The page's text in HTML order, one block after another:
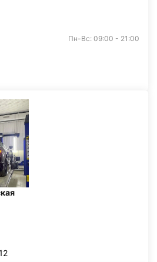
Пн-Вс: 09:00 - 21:00